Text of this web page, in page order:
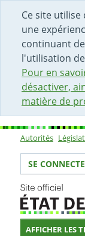
Ce site
une
continuant
l'utilisation
Pour en
désactiver,
matière de
DÉBUT DU
ACCÈS AU
PAGE
FORMULAIRE
Sous-
Autorités
Votre
SE
AFFICHER LES